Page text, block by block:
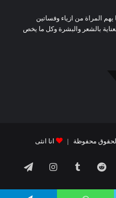
المراة من ازياء وفساتين
بالشعر والبشرة وكل ما يخص
انا انثى
‏Tumblr انستقرام